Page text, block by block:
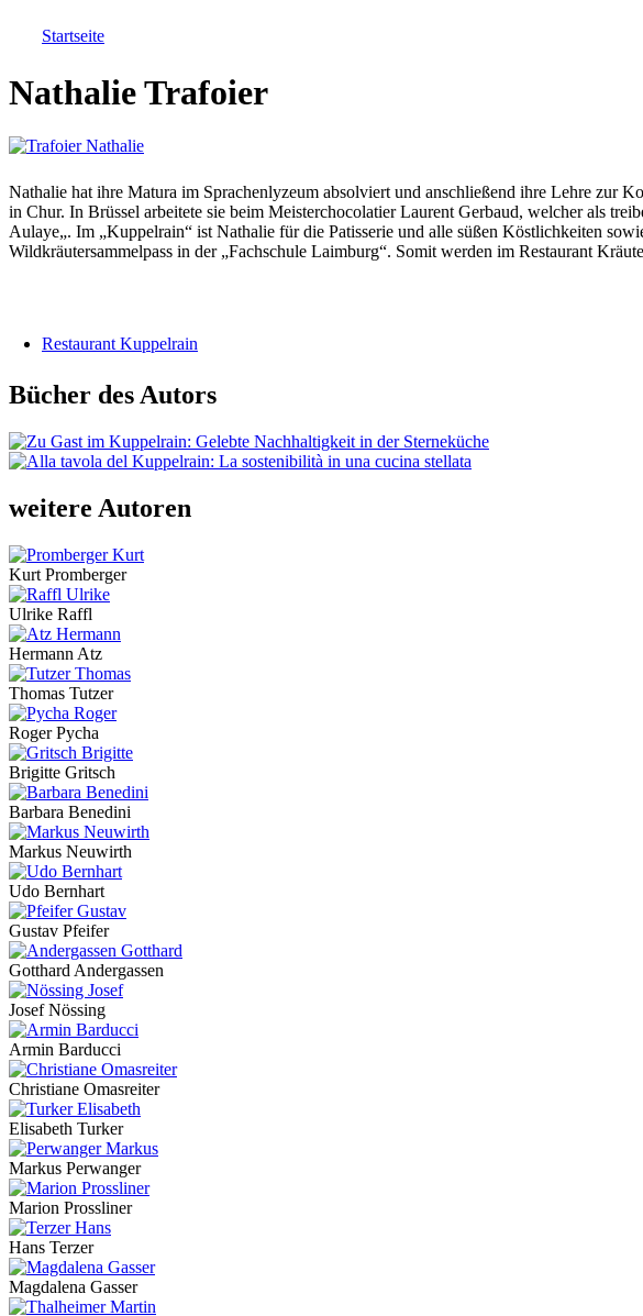
Startseite
Nathalie Trafoier
Nathalie hat ihre Matura im Sprachenlyzeum absolviert und anschließend ihre Lehre zur
in Chur. In Brüssel arbeitete sie beim Meisterchocolatier Laurent Gerbaud, welcher als
Aulaye„. Im „Kuppelrain“ ist Nathalie für die Patisserie und alle süßen Köstlichkeiten
Wildkräutersammelpass in der „Fachschule Laimburg“. Somit werden im Restaurant
Restaurant Kuppelrain
Bücher des Autors
weitere Autoren
Kurt Promberger
Ulrike Raffl
Hermann Atz
Thomas Tutzer
Roger Pycha
Brigitte Gritsch
Barbara Benedini
Markus Neuwirth
Udo Bernhart
Gustav Pfeifer
Gotthard Andergassen
Josef Nössing
Armin Barducci
Christiane Omasreiter
Elisabeth Turker
Markus Perwanger
Marion Prossliner
Hans Terzer
Magdalena Gasser